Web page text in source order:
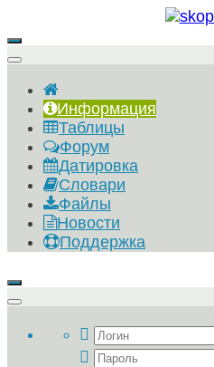
Информация
Таблицы
Форум
Датировка
Словари
Файлы
Новости
Поддержка